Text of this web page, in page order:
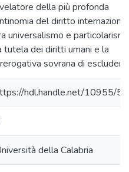
della più profonda
del diritto
universalismo e
tutela dei diritti umani e la
sovrana di escludere.
hdl.handle.net/10955/
della Calabria